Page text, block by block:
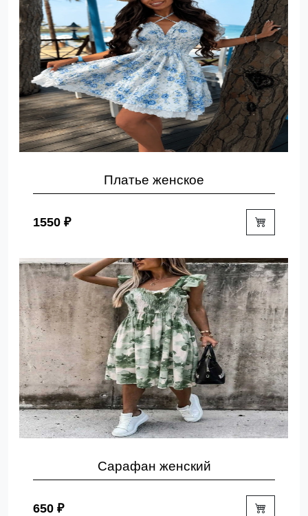
Платье женское
1550 ₽
Сарафан женский
650 ₽